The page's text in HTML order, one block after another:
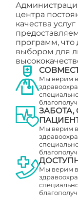
центра
качества
программ, что
выбором для
Мы верим в
Мы верим в
Мы верим в